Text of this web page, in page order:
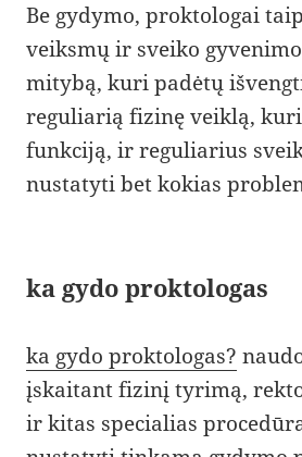
Be gydymo, proktologai
veiksmų ir sveiko
mitybą, kuri padėtų
reguliarią fizinę veiklą,
funkciją, ir reguliarius
nustatyti bet kokias
ka gydo proktologas
ka gydo proktologas?
įskaitant fizinį tyrimą,
ir kitas specialias